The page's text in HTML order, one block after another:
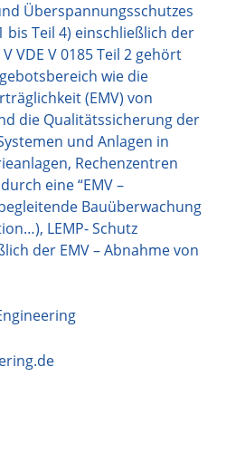
Überspannungsschutzes
bis Teil 4) einschließlich der
VDE V 0185 Teil 2 gehört
wie die
(EMV) von
die Qualitätssicherung der
und Anlagen in
Rechenzentren
eine “EMV –
Bauüberwachung
LEMP- Schutz
der EMV – Abnahme von